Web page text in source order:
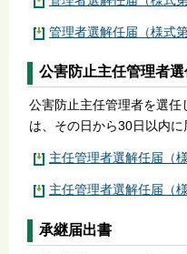
管理者選解任届（様式
公害防止主任管理者
公害防止主任管理者を選任
は、その日から30日以内に
主任管理者選解任届（
主任管理者選解任届（
承継届出書